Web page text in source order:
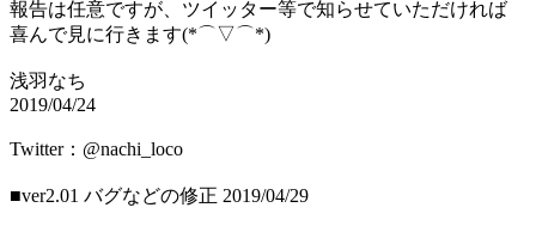
報告は任意ですが、ツイッター等で知らせていただければ
喜んで見に行きます(*⌒▽⌒*)
浅羽なち
2019/04/24
Twitter：@nachi_loco
■ver2.01 バグなどの修正 2019/04/29